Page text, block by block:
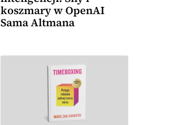
koszmary w OpenAI
Sama Altmana